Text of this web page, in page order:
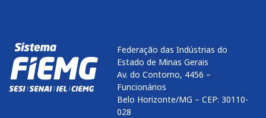
Federação das Indústrias do
Estado de Minas Gerais
Av. do Contorno, 4456 –
Funcionários
Belo Horizonte/MG – CEP: 30110-
028